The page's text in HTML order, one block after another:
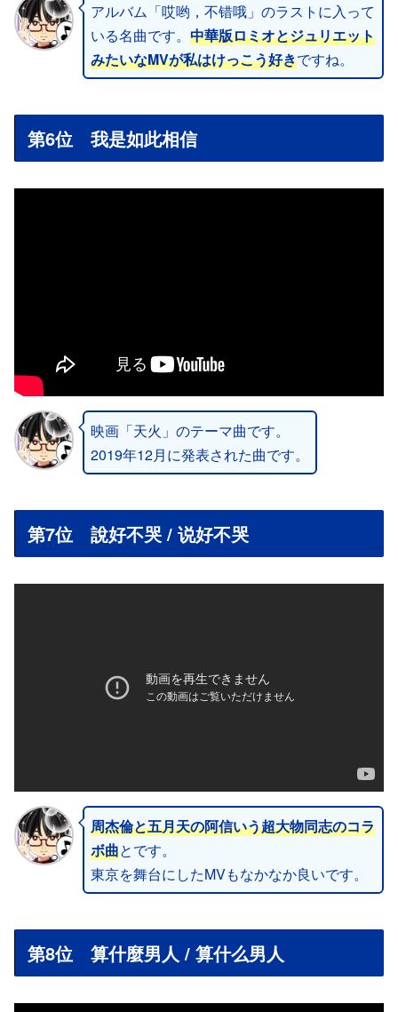
アルバム「哎哟，不错哦」のラストに入って
いる名曲です。 中華版ロミオとジュリエット
みたいなMVが私はけっこう好きですね。
第6位 我是如此相信
映画「天火」のテーマ曲です。
2019年12月に発表された曲です。
第7位 說好不哭 / 说好不哭
周杰倫と五月天の阿信いう超大物同志のコラ
ボ曲とです。
東京を舞台にしたMVもなかなか良いです。
第8位 算什麼男人 / 算什么男人